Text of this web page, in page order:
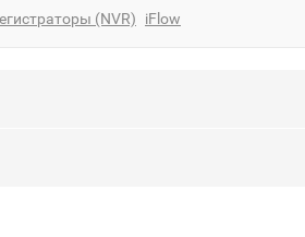
(NVR) iFlow